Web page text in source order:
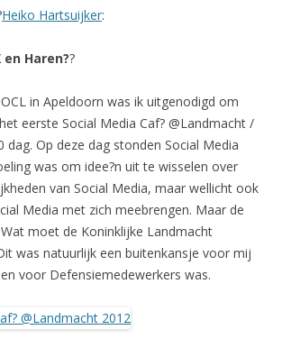
Heiko Hartsuijker:
en Haren??
in Apeldoorn was ik uitgenodigd om
eerste Social Media Caf? @Landmacht /
dag. Op deze dag stonden Social Media
was om idee?n uit te wisselen over
van Social Media, maar wellicht ook
Media met zich meebrengen. Maar de
moet de Koninklijke Landmacht
was natuurlijk een buitenkansje voor mij
voor Defensiemedewerkers was.